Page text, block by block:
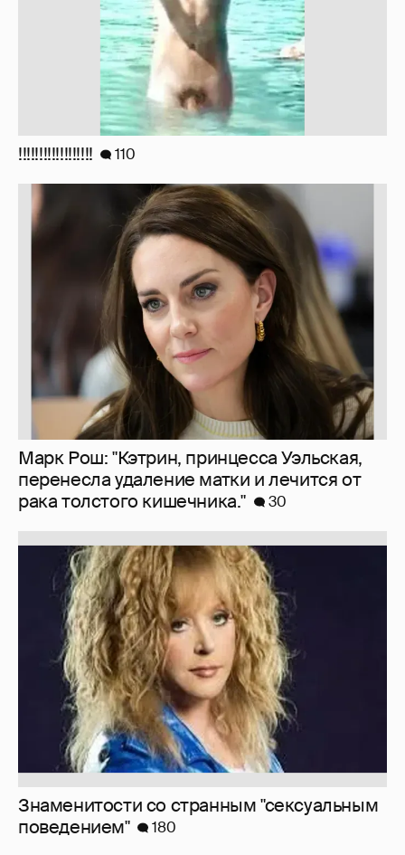
Марк Рош: "Кэтрин, принцесса Уэльская,
перенесла удаление матки и лечится от
рака толстого кишечника."
30
Знаменитости со странным "сексуальным
поведением"
180